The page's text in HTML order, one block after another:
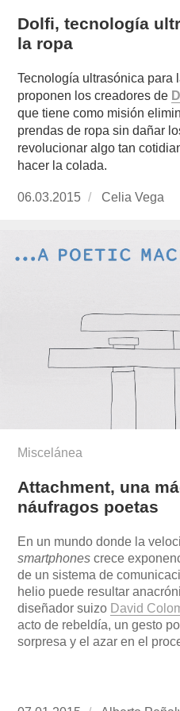
Dolfi, tecnología
la ropa
Tecnología ultrasónica para
proponen los creadores de
que tiene como misión
prendas de ropa sin dañar
revolucionar algo tan
hacer la colada.
Publicado
06.03.2015 https://
Celia Vega
Miscelánea
Attachment, una
náufragos poetas
En un mundo donde la
smartphonescrece
de un sistema de
helio puede resultar
diseñador suizo David
acto de rebeldía, un gesto
sorpresa y el azar en el